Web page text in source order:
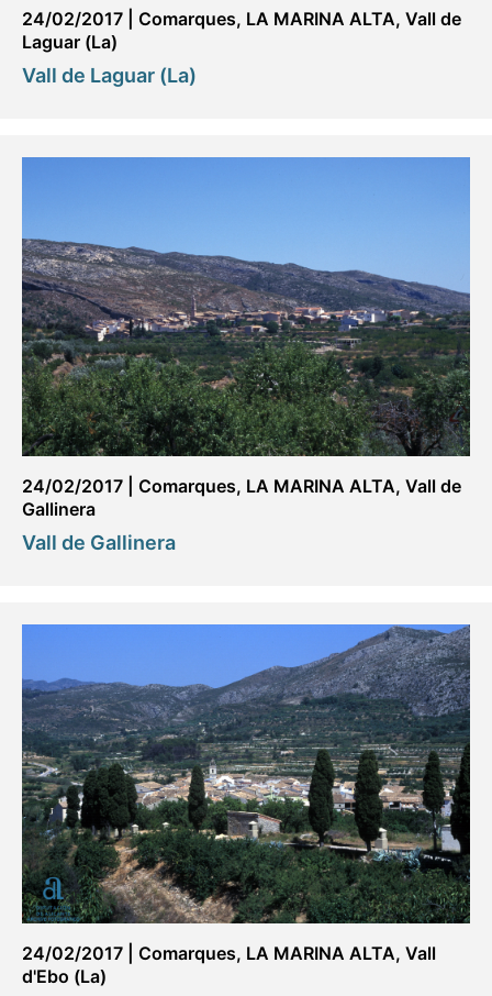
24/02/2017 Comarques, LA MARINA ALTA, Vall de
Laguar (La)
Vall de Laguar (La)
24/02/2017 Comarques, LA MARINA ALTA, Vall de
Gallinera
Vall de Gallinera
24/02/2017 Comarques, LA MARINA ALTA, Vall
d'Ebo (La)